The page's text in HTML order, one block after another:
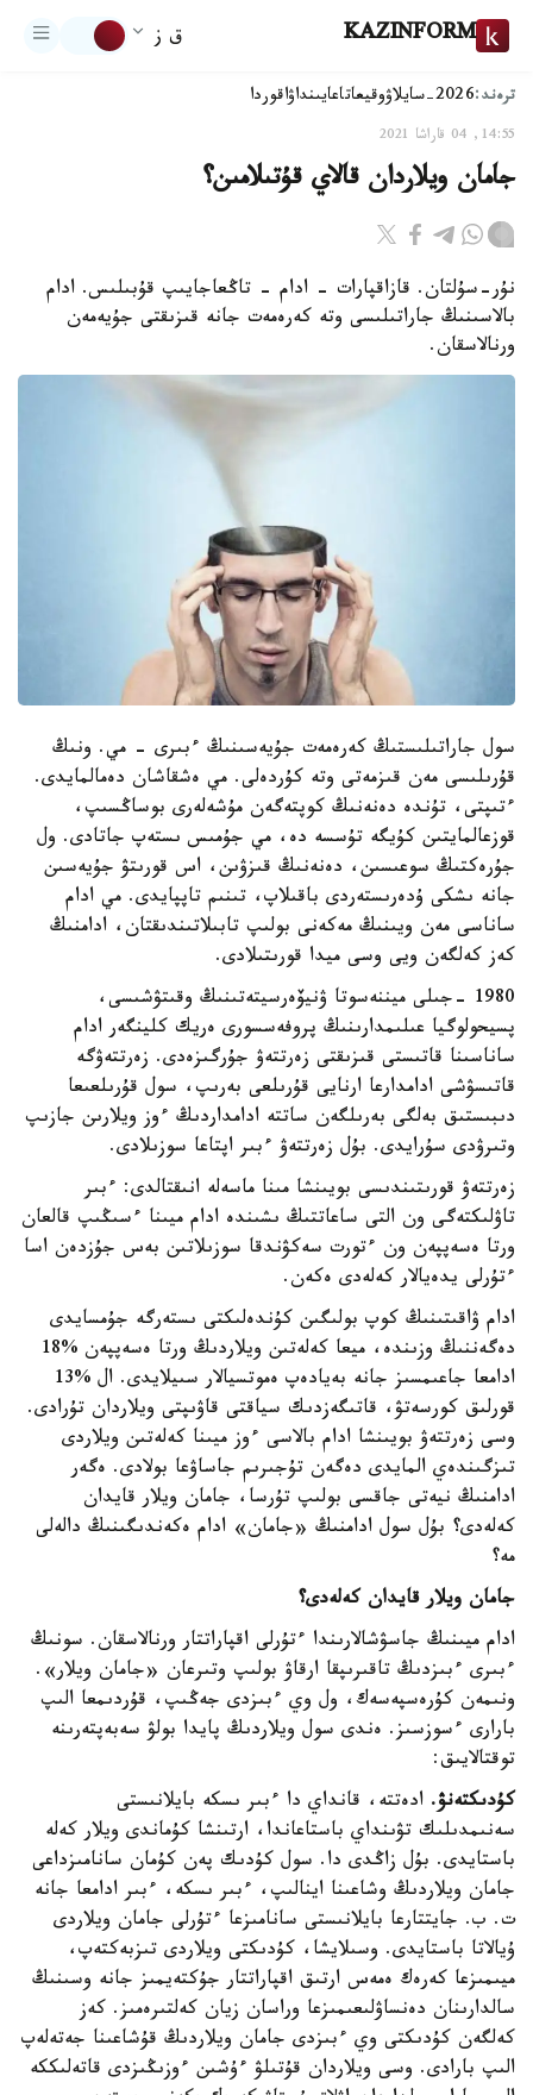
KAZINFORM ق ز
ترەند:2026-سايلاۋ وقيعاتاعايىنداۋاقوردا
14:55, 04 قاراشا 2021
جامان ويلاردان قالاي قۇتىلامىن؟
نۇر-سۇلتان. قازاقپارات - ادام - تاڭعاجايىپ قۇبىلىس. ادام
بالاسىنىڭ جاراتىلىسى وتە كەرەمەت جانە قىزىقتى جۇيەمەن
ورنالاسقان.
سول جاراتىلىستىڭ كەرەمەت جۇيەسىنىڭ ءبىرى - مي. ونىڭ
قۇرىلىسى مەن قىزمەتى وتە كۇردەلى. مي ەشقاشان دەمالمايدى.
ءتىپتى، تۇندە دەنەنىڭ كوپتەگەن مۇشەلەرى بوساڭسىپ،
قوزعالمايتىن كۇيگە تۇسسە دە، مي جۇمىس ىستەپ جاتادى. ول
جۇرەكتىڭ سوعىسىن، دەنەنىڭ قىزۋىن، اس قورىتۋ جۇيەسىن
جانە ىشكى ۇدەرىستەردى باقىلاپ، تىنىم تاپپايدى. مي ادام
ساناسى مەن ويىنىڭ مەكەنى بولىپ تابىلاتىندىقتان، ادامنىڭ
كەز كەلگەن ويى وسى ميدا قورىتىلادى.
1980 -جىلى ميننەسوتا ۋنيۆەرسيتەتىنىڭ وقىتۋشىسى،
پسيحولوگيا عىلىمدارىنىڭ پروفەسسورى ەريك كلينگەر ادام
ساناسىنا قاتىستى قىزىقتى زەرتتەۋ جۇرگىزەدى. زەرتتەۋگە
قاتىسۋشى ادامدارعا ارنايى قۇرىلعى بەرىپ، سول قۇرىلعىعا
دىبىستىق بەلگى بەرىلگەن ساتتە ادامداردىڭ ءوز ويلارىن جازىپ
وتىرۋدى سۇرايدى. بۇل زەرتتەۋ ءبىر اپتاعا سوزىلادى.
زەرتتەۋ قورىتىندىسى بويىنشا مىنا ماسەلە انىقتالدى: ءبىر
تاۋلىكتەگى ون التى ساعاتتىڭ ىشىندە ادام ميىنا ءسىڭىپ قالعان
ورتا ەسەپپەن ون ءتورت سەكۋندقا سوزىلاتىن بەس جۇزدەن اسا
ءتۇرلى يدەيالار كەلەدى ەكەن.
ادام ۋاقىتىنىڭ كوپ بولىگىن كۇندەلىكتى ىستەرگە جۇمسايدى
دەگەننىڭ وزىندە، ميعا كەلەتىن ويلاردىڭ ورتا ەسەپپەن %18
ادامعا جاعىمسىز جانە بەيادەپ ەموتسيالار سىيلايدى. ال %13
قورلىق كورسەتۋ، قاتىگەزدىك سياقتى قاۋىپتى ويلاردان تۇرادى.
وسى زەرتتەۋ بويىنشا ادام بالاسى ءوز ميىنا كەلەتىن ويلاردى
تىزگىندەي المايدى دەگەن تۇجىرىم جاساۋعا بولادى. ەگەر
ادامنىڭ نيەتى جاقسى بولىپ تۇرسا، جامان ويلار قايدان
كەلەدى؟ بۇل سول ادامنىڭ «جامان» ادام ەكەندىگىنىڭ دالەلى
مە؟
جامان ويلار قايدان كەلەدى؟
ادام ميىنىڭ جاسۋشالارىندا ءتۇرلى اقپاراتتار ورنالاسقان. سونىڭ
ءبىرى ءبىزدىڭ تاقىرىپقا ارقاۋ بولىپ وتىرعان «جامان ويلار».
ونىمەن كۇرەسپەسەك، ول وي ءبىزدى جەڭىپ، قۇردىمعا الىپ
بارارى ءسوزسىز. ەندى سول ويلاردىڭ پايدا بولۋ سەبەپتەرىنە
توقتالايىق:
كۇدىكتەنۋ. ادەتتە، قانداي دا ءبىر ىسكە بايلانىستى
سەنىمدىلىك تۋىنداي باستاعاندا، ارتىنشا كۇماندى ويلار كەلە
باستايدى. بۇل زاڭدى دا. سول كۇدىك پەن كۇمان سانامىزداعى
جامان ويلاردىڭ وشاعىنا اينالىپ، ءبىر ىسكە، ءبىر ادامعا جانە
ت. ب. جايتتارعا بايلانىستى سانامىزعا ءتۇرلى جامان ويلاردى
ۇيالاتا باستايدى. وسىلايشا، كۇدىكتى ويلاردى تىزبەكتەپ،
ميىمىزعا كەرەك ەمەس ارتىق اقپاراتتار جۇكتەيمىز جانە وسىنىڭ
سالدارىنان دەنساۋلىعىمىزعا وراسان زيان كەلتىرەمىز. كەز
كەلگەن كۇدىكتى وي ءبىزدى جامان ويلاردىڭ قۇشاعىنا جەتەلەپ
الىپ بارادى. وسى ويلاردان قۇتىلۋ ءۇشىن ءوزىڭىزدى قاتەلىككە